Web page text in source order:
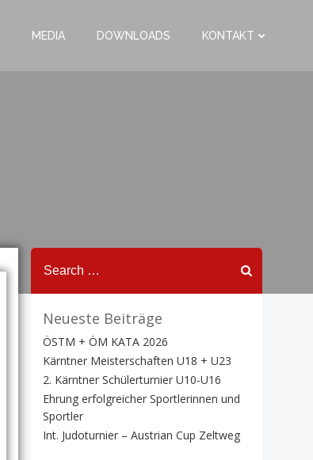
MEDIA DOWNLOADS KONTAKT
Search
for:
Neueste Beiträge
ÖSTM + ÖM KATA 2026
Kärntner Meisterschaften U18 + U23
2. Kärntner Schülerturnier U10-U16
Ehrung erfolgreicher Sportlerinnen und
Sportler
Int. Judoturnier – Austrian Cup Zeltweg